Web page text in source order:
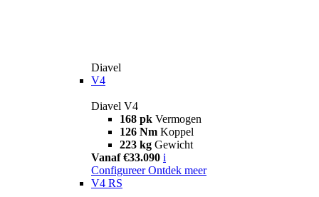
Diavel
V4
Diavel V4
168 pk Vermogen
126 Nm Koppel
223 kg Gewicht
Vanaf €33.090 i
Configureer Ontdek meer
V4 RS